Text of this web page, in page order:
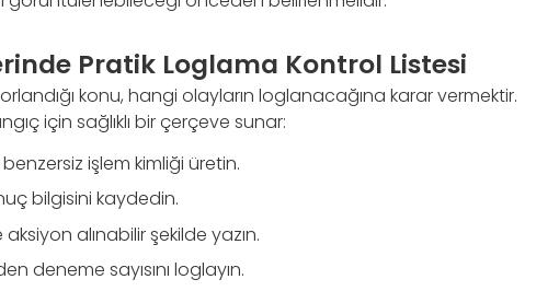
Pratik Loglama Kontrol Listesi
konu, hangi olayların loglanacağına karar vermektir.
için sağlıklı bir çerçeve sunar:
işlem kimliği üretin.
bilgisini kaydedin.
aksiyon alınabilir şekilde yazın.
deneme sayısını loglayın.